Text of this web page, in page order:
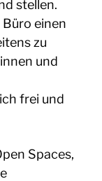
stellen.
einen
zu
und
frei und
Spaces,